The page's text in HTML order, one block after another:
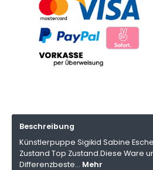
Beschreibung
Künstlerpuppe Sigikid Sabine
Zustand Top Zustand.Diese Ware
Differenzbeste… Mehr